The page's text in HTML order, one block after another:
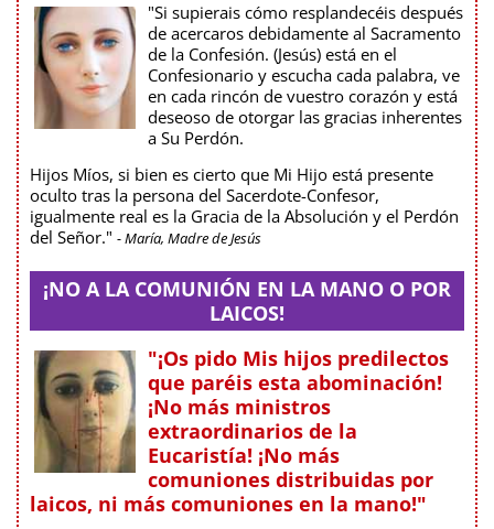
"Si supierais cómo resplandecéis después
de acercaros debidamente al Sacramento
de la Confesión. (Jesús) está en el
Confesionario y escucha cada palabra, ve
en cada rincón de vuestro corazón y está
deseoso de otorgar las gracias inherentes
a Su Perdón.
Hijos Míos, si bien es cierto que Mi Hijo está presente
oculto tras la persona del Sacerdote-Confesor,
igualmente real es la Gracia de la Absolución y el Perdón
del Señor." - María, Madre de Jesús
¡NO A LA COMUNIÓN EN LA MANO O POR
LAICOS!
"¡Os pido Mis hijos predilectos
que paréis esta abominación!
¡No más ministros
extraordinarios de la
Eucaristía! ¡No más
comuniones distribuidas por
laicos, ni más comuniones en la mano!"